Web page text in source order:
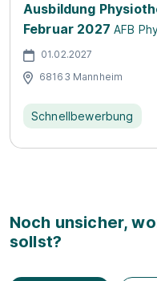
Ausbildung
Februar 2027 AFB
01.02.2027
68163 Mannheim
Schnellbewerbung
Noch unsicher,
sollst?